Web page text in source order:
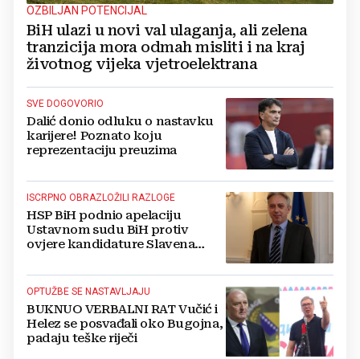
OZBILJAN POTENCIJAL
BiH ulazi u novi val ulaganja, ali zelena
tranzicija mora odmah misliti i na kraj
životnog vijeka vjetroelektrana
SVE DOGOVORIO
Dalić donio odluku o nastavku
karijere! Poznato koju
reprezentaciju preuzima
ISCRPNO OBRAZLOŽILI RAZLOGE
HSP BiH podnio apelaciju
Ustavnom sudu BiH protiv
ovjere kandidature Slavena
OPTUŽBE SE NASTAVLJAJU
BUKNUO VERBALNI RAT Vučić i
Helez se posvađali oko Bugojna,
padaju teške riječi